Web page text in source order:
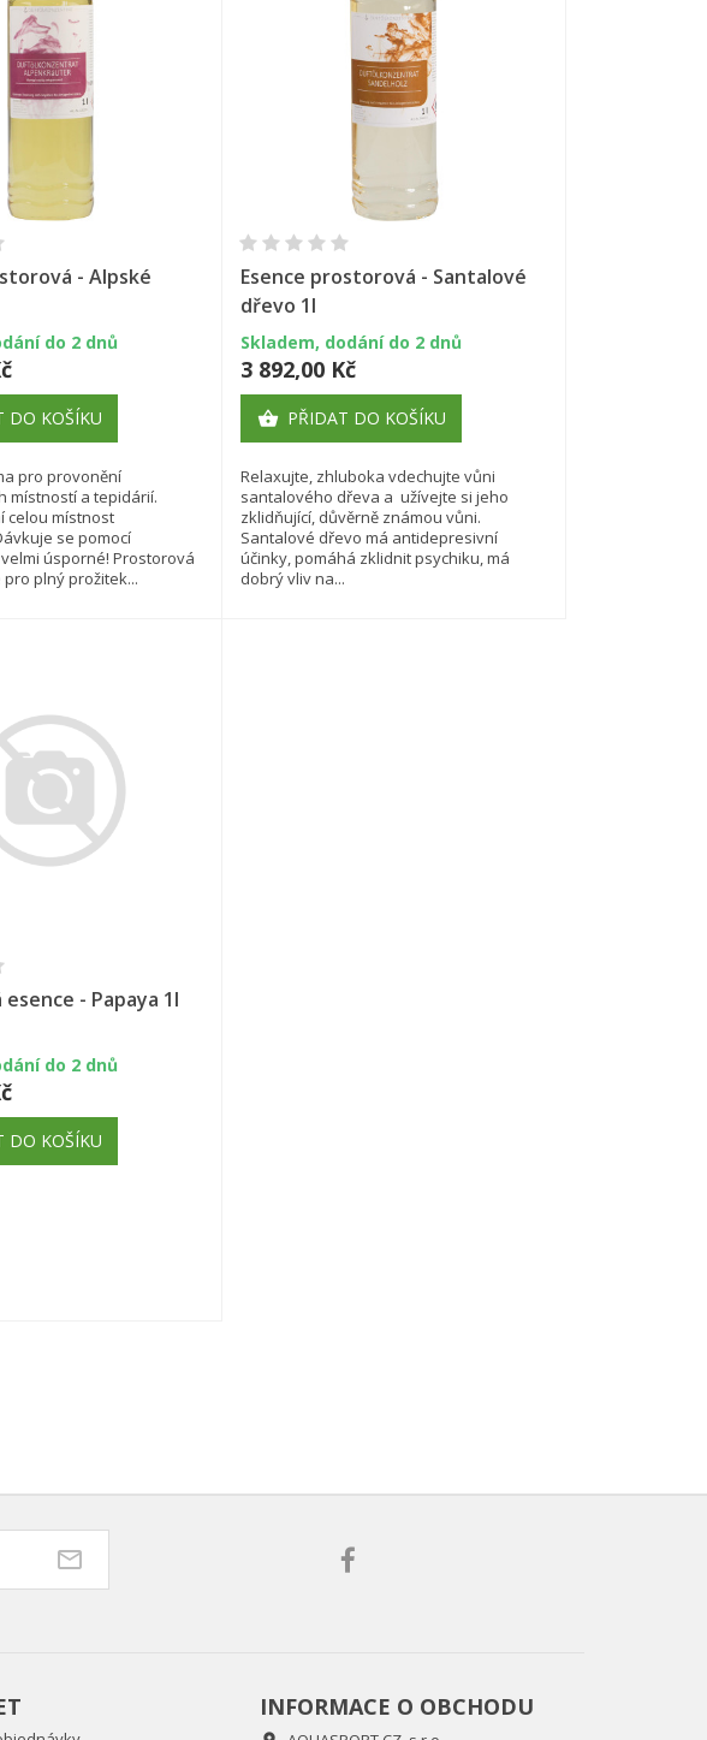
- Alpské
do 2 dnů
DO KOŠÍKU
pro provonění
místností a tepidárií.
celou místnost
se pomocí
úsporné! Prostorová
plný prožitek...
Esence prostorová - Santalové
dřevo 1l
Skladem, dodání do 2 dnů
3 892,00 Kč
 PŘIDAT DO KOŠÍKU
Relaxujte, zhluboka vdechujte vůni
santalového dřeva a užívejte si jeho
zklidňující, důvěrně známou vůni.
Santalové dřevo má antidepresivní
účinky, pomáhá zklidnit psychiku, má
dobrý vliv na...
- Papaya 1l
do 2 dnů
DO KOŠÍKU
INFORMACE O OBCHODU
((modalDeleteText))
Vytvořit seznam přání
svého seznamu